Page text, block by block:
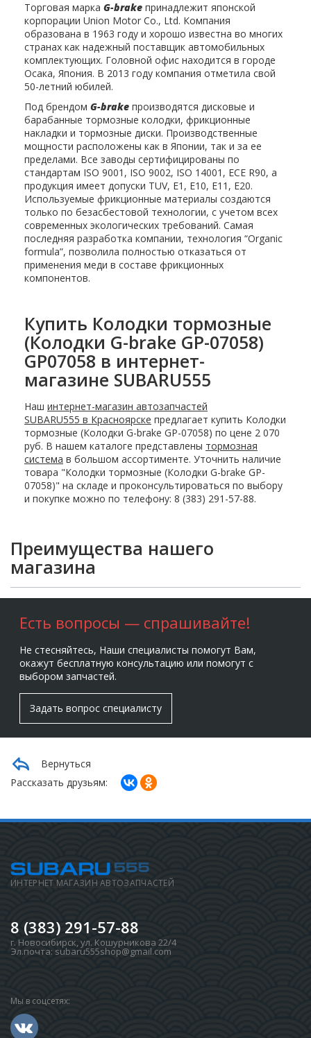
Торговая марка G-brake принадлежит японской
корпорации Union Motor Co., Ltd. Компания
образована в 1963 году и хорошо известна во многих
странах как надежный поставщик автомобильных
комплектующих. Головной офис находится в городе
Осака, Япония. В 2013 году компания отметила свой
50-летний юбилей.
Под брендом G-brake производятся дисковые и
барабанные тормозные колодки, фрикционные
накладки и тормозные диски. Производственные
мощности расположены как в Японии, так и за ее
пределами. Все заводы сертифицированы по
стандартам ISO 9001, ISO 9002, ISO 14001, ECE R90, а
продукция имеет допуски TUV, E1, E10, E11, E20.
Используемые фрикционные материалы создаются
только по безасбестовой технологии, с учетом всех
современных экологических требований. Самая
последняя разработка компании, технология “Organic
formula”, позволила полностью отказаться от
применения меди в составе фрикционных
компонентов.
Купить Колодки тормозные
(Колодки G-brake GP-07058)
GP07058 в интернет-
магазине SUBARU555
Наш интернет-магазин автозапчастей
SUBARU555 в Красноярске предлагает купить Колодки
тормозные (Колодки G-brake GP-07058) по цене 2 070
руб. В нашем каталоге представлены тормозная
система в большом ассортименте. Уточнить наличие
товара "Колодки тормозные (Колодки G-brake GP-
07058)" на складе и проконсультироваться по выбору
и покупке можно по телефону: 8 (383) 291-57-88.
Преимущества нашего
магазина
Есть вопросы — спрашивайте!
Не стесняйтесь, Наши специалисты помогут Вам,
окажут бесплатную консультацию или помогут с
выбором запчастей.
Задать вопрос специалисту
Вернуться
Рассказать друзьям:
ИНТЕРНЕТ МАГАЗИН АВТОЗАПЧАСТЕЙ
8 (383) 291-57-88
г. Новосибирск,ул. Кошурникова 22/4
Эл.почта: subaru555shop@gmail.com
Мы в соцсетях: